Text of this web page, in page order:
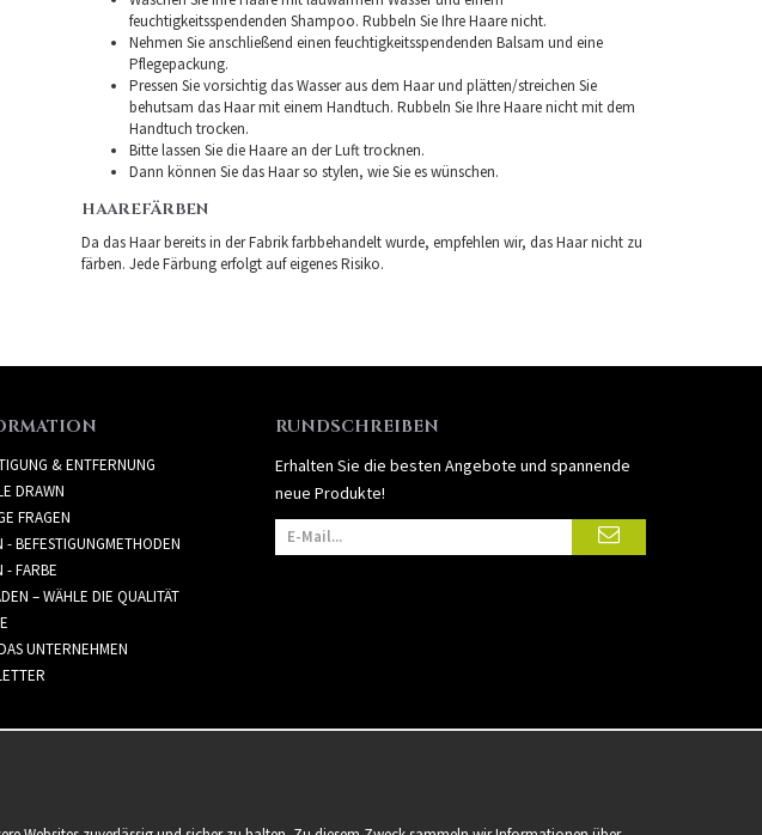
feuchtigkeitsspendenden Shampoo. Rubbeln Sie Ihre Haare nicht.
Nehmen Sie anschließend einen feuchtigkeitsspendenden Balsam und eine
Pflegepackung.
Pressen Sie vorsichtig das Wasser aus dem Haar und plätten/streichen Sie
behutsam das Haar mit einem Handtuch. Rubbeln Sie Ihre Haare nicht mit dem
Handtuch trocken.
Bitte lassen Sie die Haare an der Luft trocknen.
Dann können Sie das Haar so stylen, wie Sie es wünschen.
HAAREFÄRBEN
Da das Haar bereits in der Fabrik farbbehandelt wurde, empfehlen wir, das Haar nicht zu
färben. Jede Färbung erfolgt auf eigenes Risiko.
& ENTFERNUNG
DRAWN
FRAGEN
- BEFESTIGUNGMETHODEN
- FARBE
– WÄHLE DIE QUALITÄT
UNTERNEHMEN
RUNDSCHREIBEN
Erhalten Sie die besten Angebote und spannende
neue Produkte!